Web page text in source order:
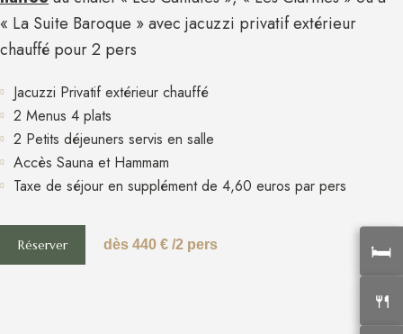
« La Suite Baroque » avec jacuzzi privatif extérieur
chauffé pour 2 pers
Jacuzzi Privatif extérieur chauffé
2 Menus 4 plats
2 Petits déjeuners servis en salle
Accès Sauna et Hammam
Taxe de séjour en supplément de 4,60 euros par pers​
Réserver dès 440 € /2 pers
🛏️
🍴